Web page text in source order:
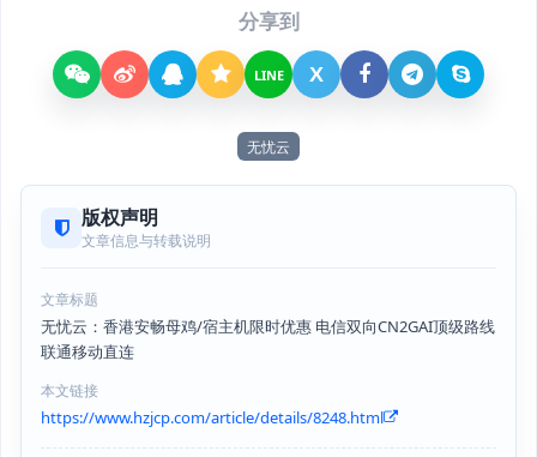
分享到
LINE X
无忧云
版权声明
文章信息与转载说明
文章标题
无忧云：香港安畅母鸡/宿主机限时优惠 电信双向CN2GAI顶级路线
联通移动直连
本文链接
https://www.hzjcp.com/article/details/8248.html